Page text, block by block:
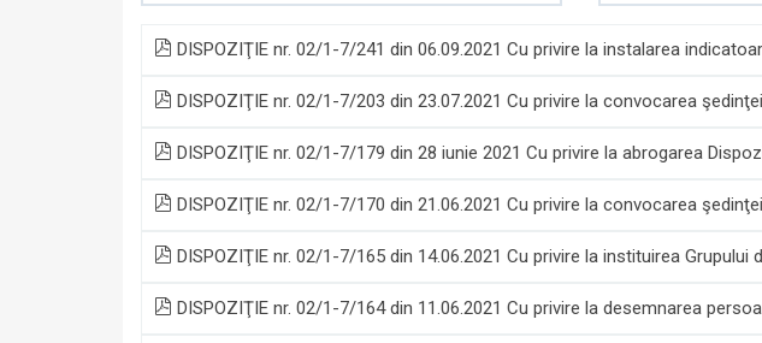
DISPOZIŢIE nr. 02/1-7/241 din 06.09.2021 Cu privire la instalarea
DISPOZIŢIE nr. 02/1-7/203 din 23.07.2021 Cu privire la convocarea
DISPOZIŢIE nr. 02/1-7/179 din 28 iunie 2021 Cu privire la abrogarea
DISPOZIŢIE nr. 02/1-7/170 din 21.06.2021 Cu privire la convocarea
DISPOZIŢIE nr. 02/1-7/165 din 14.06.2021 Cu privire la instituirea
DISPOZIŢIE nr. 02/1-7/164 din 11.06.2021 Cu privire la desemnarea